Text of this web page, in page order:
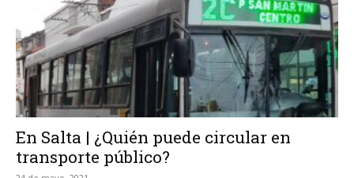
En Salta | ¿Quién puede circular en
transporte público?